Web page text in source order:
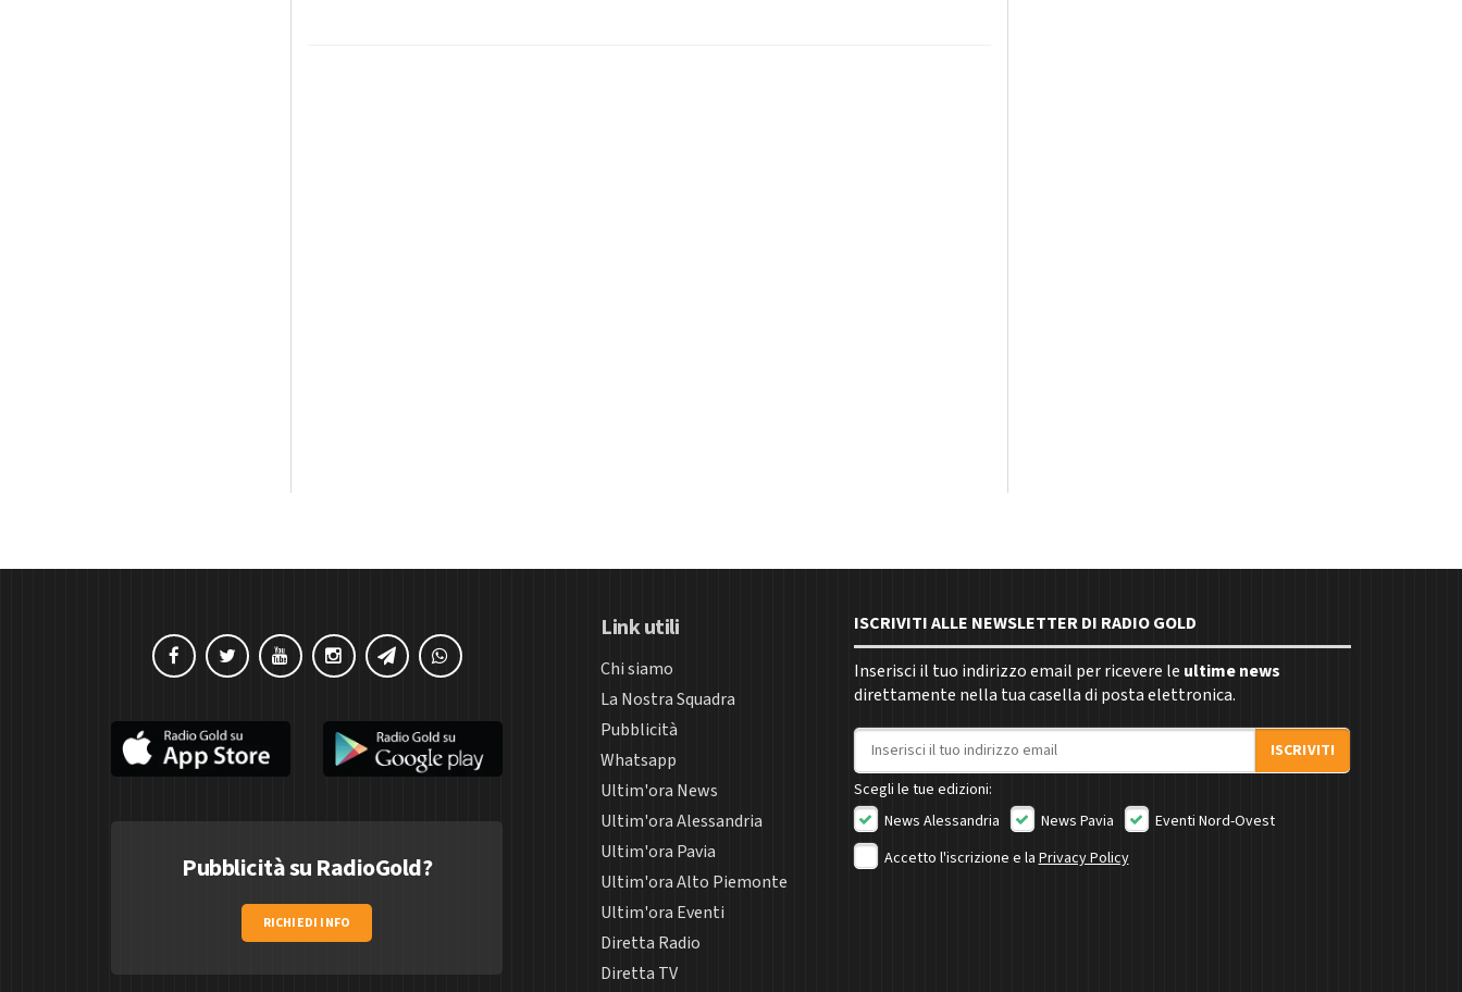
Pubblicità su RadioGold?
RICHIEDI INFO
Link utili
Chi siamo
La Nostra Squadra
Pubblicità
Whatsapp
Ultim'ora News
Ultim'ora Alessandria
Ultim'ora Pavia
Ultim'ora Alto Piemonte
Ultim'ora Eventi
Diretta Radio
Diretta TV
ISCRIVITI ALLE NEWSLETTER DI RADIO GOLD
Inserisci il tuo indirizzo email per ricevere le ultime news
direttamente nella tua casella di posta elettronica.
Indirizzo email
ISCRIVITI
Scegli le tue edizioni:
News Alessandria
News Pavia
Eventi Nord-Ovest
Accetto l'iscrizione e laPrivacy Policy